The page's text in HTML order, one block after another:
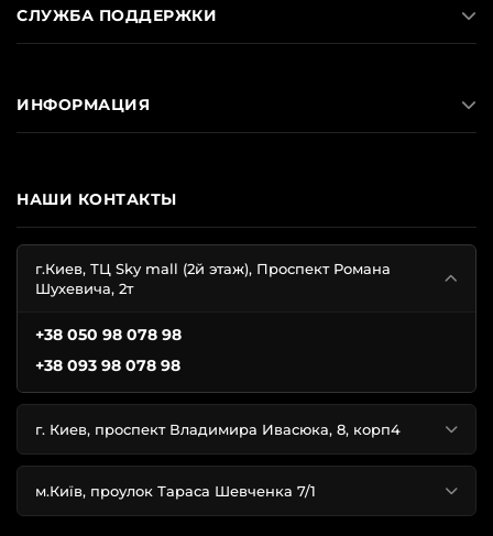
НАШИ КОНТАКТЫ
г.Киев, ТЦ Sky mall (2й этаж), Проспект Романа
Шухевича, 2т
+38 050 98 078 98
+38 093 98 078 98
г. Киев, проспект Владимира Ивасюка, 8, корп4
м.Київ, проулок Тараса Шевченка 7/1
СЛУЖБА ПОДДЕРЖКИ
ИНФОРМАЦИЯ